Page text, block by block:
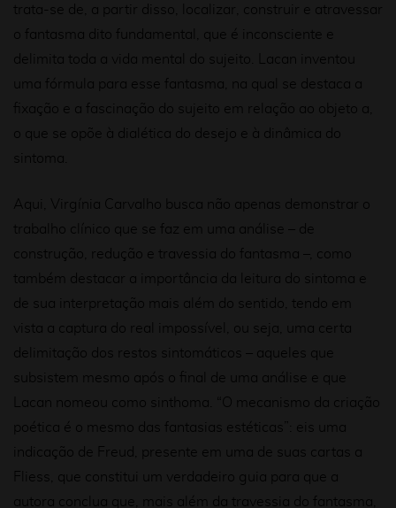
trata-se de, a partir disso,
localizar, construir e atravessar
o fantasma dito fundamental, que é inconsciente e
delimita toda a vida mental do sujeito. Lacan inventou
uma fórmula para esse fantasma, na qual se destaca a
fixação e a fascinação do sujeito em relação ao objeto a
o que se opõe à dialética do desejo e à dinâmica do
sintoma.
Aqui, Virgínia Carvalho busca não apenas demonstrar o
trabalho clínico que se faz em uma análise – de
construção, redução e travessia do fantasma –, como
também destacar a importância da leitura do sintoma e
de sua interpretação mais além do sentido, tendo em
vista a captura do real impossível, ou seja, uma certa
delimitação dos restos sintomáticos – aqueles que
subsistem mesmo após o final de uma análise e que
Lacan nomeou como
sinthoma . “O mecanismo da criação
poética é o mesmo das fantasias estéticas”: eis uma
indicação de Freud, presente em uma de suas cartas a
Fliess, que constitui um verdadeiro guia para que a
autora conclua que, mais além da travessia do fantasma,